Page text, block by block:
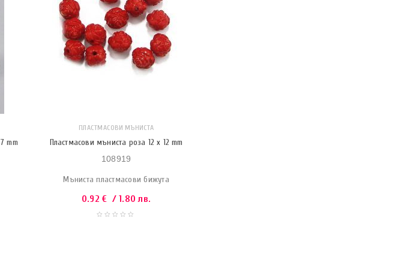
mm
ПЛАСТМАСОВИ МЪНИСТА
Пластмасови мъниста роза 12 x 12 mm
108919
Мъниста пластмасови бижута
0.92€ / 1.80 лв.